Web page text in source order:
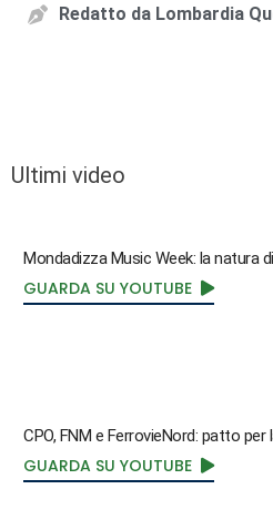
Redatto da Lombardia
Ultimi video
Mondadizza Music Week: la natura
GUARDA SU YOUTUBE
CPO, FNM e FerrovieNord: patto per
GUARDA SU YOUTUBE